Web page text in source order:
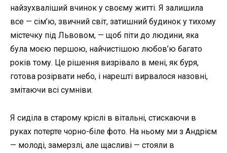
найзухваліший вчинок у своєму житті. Я залишила
все — сім’ю, звичний світ, затишний будинок у тихому
містечку під Львовом, — щоб піти до людини, яка
була моєю першою, найчистішою любов’ю багато
років тому. Це рішення визрівало в мені, як буря,
готова розірвати небо, і нарешті вирвалося назовні,
змітаючи всі сумніви.
Я сиділа в старому кріслі в вітальні, стискаючи в
руках потерте чорно-біле фото. На ньому ми з Андрієм
— молоді, замерзлі, але щасливі — стояли в